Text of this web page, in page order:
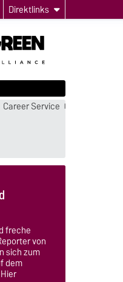
Direktlinks
Career Service
freche
von
sich zum
dem